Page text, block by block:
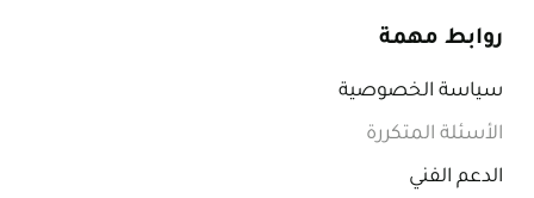
روابط مهمة
سياسة الخصوصية
الأسئلة المتكررة
الدعم الفني